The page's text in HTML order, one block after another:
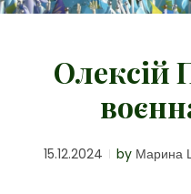
Олексій
15.12.2024 by Марина